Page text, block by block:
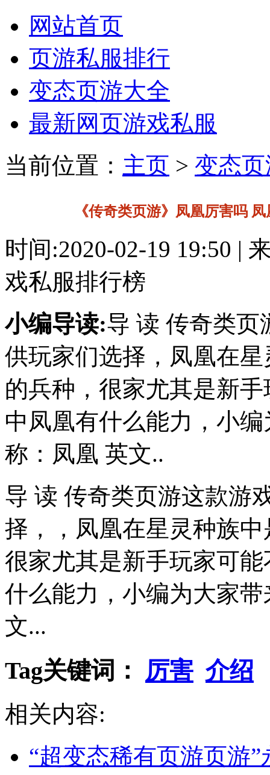
网站首页
页游私服排行
变态页游大全
最新网页游戏私服
当前位置： 主页 > 变态
《传奇类页游》凤凰厉害吗
时间:2020-02-19 19:50 |
戏私服排行榜
小编导读:导 读 传奇类页
供玩家们选择，凤凰在
的兵种，很家尤其是新
中凤凰有什么能力，小
称：凤凰 英文..
导 读 传奇类页游这款游
择，，凤凰在星灵种族
很家尤其是新手玩家可
什么能力，小编为大家
文...
Tag关键词： 厉害 介绍
相关内容:
“超变态稀有页游页游